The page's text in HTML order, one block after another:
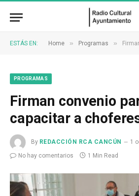
ESTÁS EN: Home » Programas » Firman
PROGRAMAS
Firman convenio
capacitar a
By REDACCIÓN RCA CANCÚN
1
No hay comentarios
1 Min Read